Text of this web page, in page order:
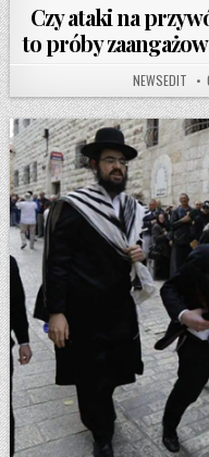
Czy ataki na
to próby
AUTHOR:
NEWSEDIT